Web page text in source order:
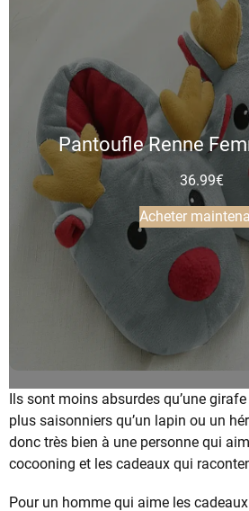
Pantoufle Renne
36.99€
Acheter
Ils sont moins absurdes qu’une
plus saisonniers qu’un lapin ou un
donc très bien à une personne qui
cocooning et les cadeaux qui
Pour un homme qui aime les